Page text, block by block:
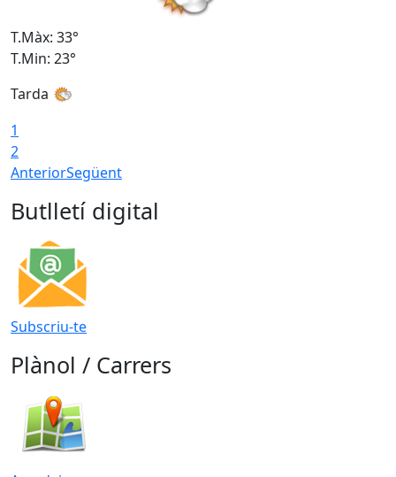
T.Màx: 33°
T.Min: 23°
Tarda
1
2
AnteriorSegüent
Butlletí digital
Subscriu-te
Plànol / Carrers